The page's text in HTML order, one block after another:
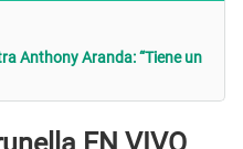
Anthony Aranda: “Tiene un
EN VIVO